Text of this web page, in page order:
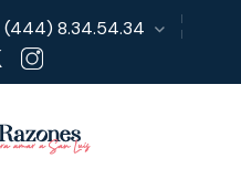
(444) 8.34.54.34